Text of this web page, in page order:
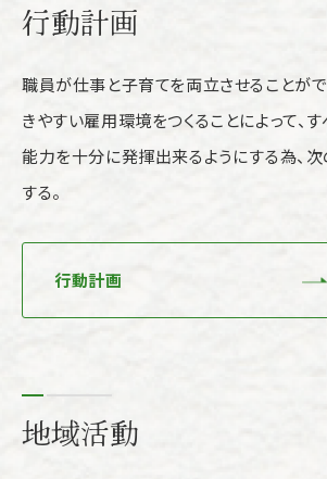
行動計画
職員が仕事と子育てを両立させることが
きやすい雇用環境をつくることによって、
能力を十分に発揮出来るようにする為、
する。
行動計画
地域活動